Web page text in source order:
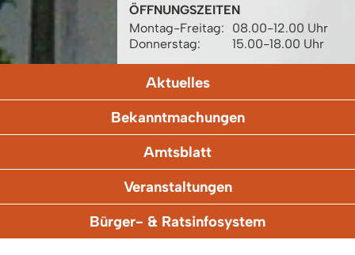
ÖFFNUNGSZEITEN
Montag-Freitag:
08.00-12.00 Uhr
Donnerstag:
15.00-18.00 Uhr
Aktuelles
Bekanntmachungen
Amtsblatt
Veranstaltungen
Bürger- & Ratsinfosystem